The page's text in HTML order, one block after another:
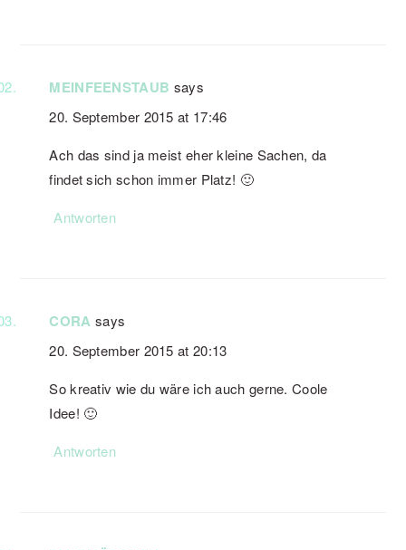
MEINFEENSTAUB says
20. September 2015 at 17:46
Ach das sind ja meist eher kleine Sachen, da
findet sich schon immer Platz! 🙂
Antworten
CORA says
20. September 2015 at 20:13
So kreativ wie du wäre ich auch gerne. Coole
Idee! 🙂
Antworten